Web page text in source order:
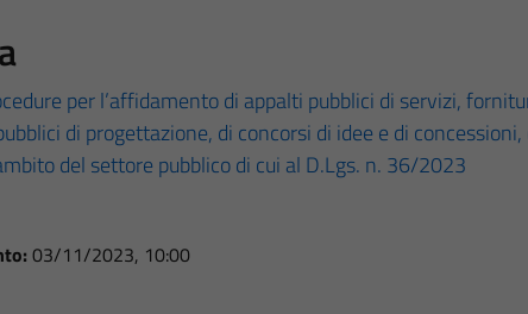
per l’affidamento di appalti pubblici di servizi,
di progettazione, di concorsi di idee e di
del settore pubblico di cui al D.Lgs. n. 36/2023
03/11/2023, 10:00